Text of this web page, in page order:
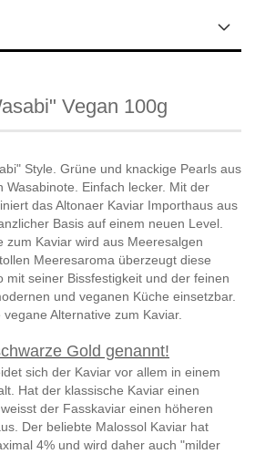
Vegan 100g
Style. Grüne und knackige Pearls aus
Wasabinote. Einfach lecker. Mit der
das Altonaer Kaviar Importhaus aus
Basis auf einem neuen Level.
zum Kaviar wird aus Meeresalgen
Meeresaroma überzeugt diese
mit seiner Bissfestigkeit und der feinen
und veganen Küche einsetzbar.
Alternative zum Kaviar.
Gold genannt!
sich der Kaviar vor allem in einem
Hat der klassische Kaviar einen
der Fasskaviar einen höheren
Der beliebte Malossol Kaviar hat
4% und wird daher auch "milder